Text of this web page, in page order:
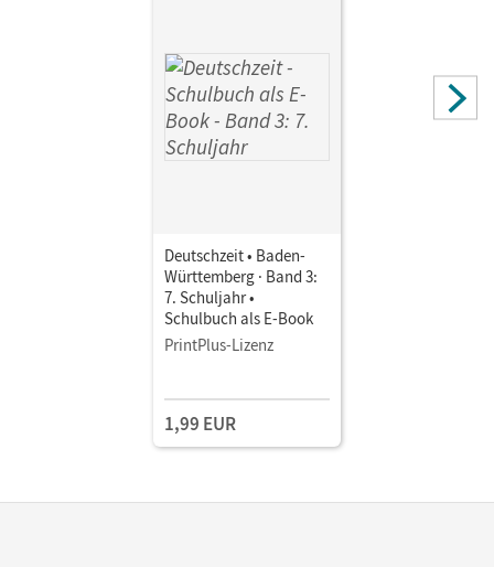
Deutschzeit • Baden-
Württemberg · Band 3:
7. Schuljahr •
Schulbuch als E-Book
PrintPlus-Lizenz
1,99 EUR